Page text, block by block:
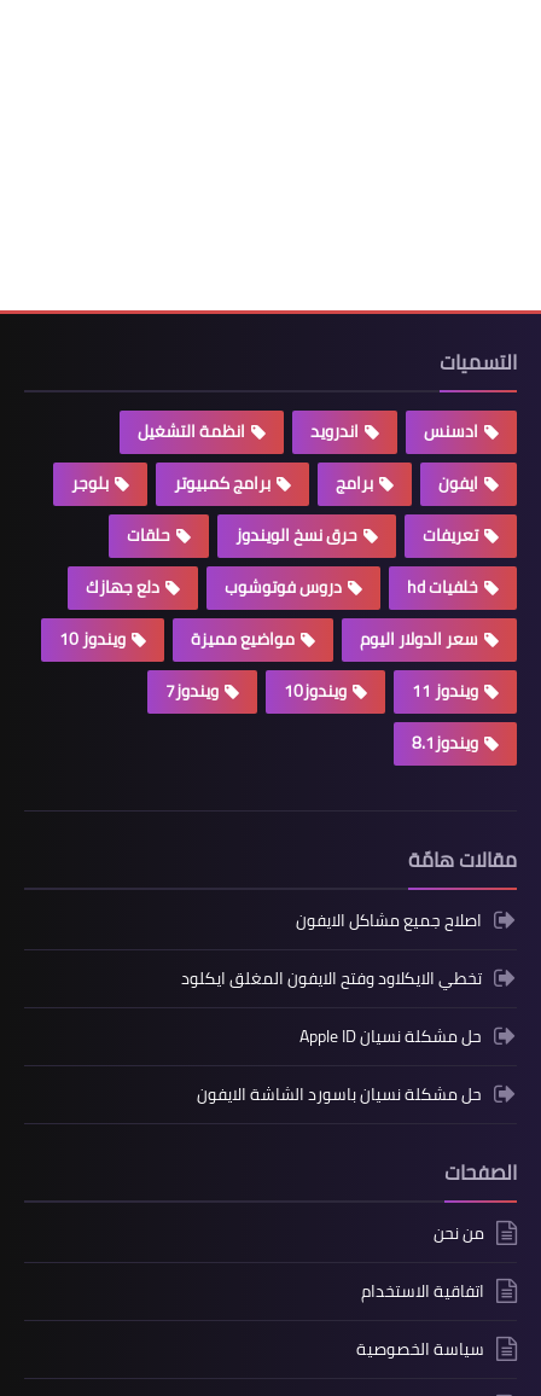
التسميات
ادسنس اندرويد
انظمة التشغيل
ايفون
برامج برامج كمبيوتر
بلوجر
تعريفات
حرق نسخ الويندوز
حلقات
خلفيات hd
دروس فوتوشوب
دلع جهازك
سعر الدولار اليوم
مواضيع مميزة
ويندوز 10
ويندوز 11
ويندوز10
ويندوز7
ويندوز8.1
مقالات هامّة
اصلاح جميع مشاكل الايفون
تخطي الايكلاود وفتح الايفون المغلق ايكلود
حل مشكلة نسيان Apple ID
حل مشكلة نسيان باسورد الشاشة الايفون
الصفحات
من نحن
اتفاقية الاستخدام
سياسة الخصوصية